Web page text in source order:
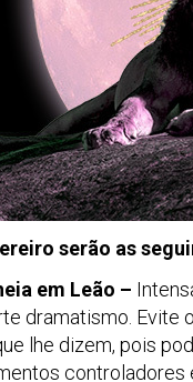
serão as
em Leão –
dramatismo. Evite
lhe dizem, pois
controladores